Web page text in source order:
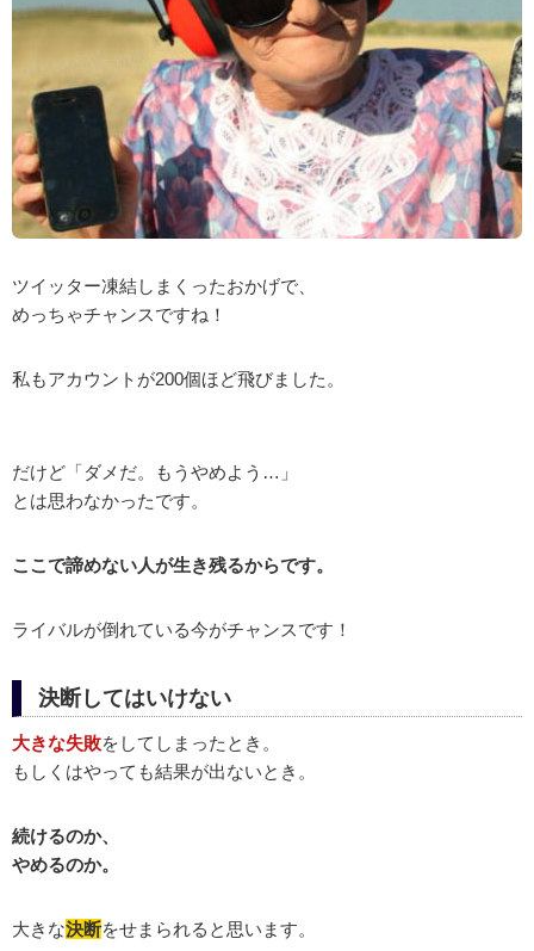
ツイッター凍結しまくったおかげで、
めっちゃチャンスですね！
私もアカウントが200個ほど飛びました。
だけど「ダメだ。もうやめよう…」
とは思わなかったです。
ここで諦めない人が生き残るからです。
ライバルが倒れている今がチャンスです！
決断してはいけない
大きな失敗をしてしまったとき。
もしくはやっても結果が出ないとき。
続けるのか、
やめるのか。
大きな決断をせまられると思います。